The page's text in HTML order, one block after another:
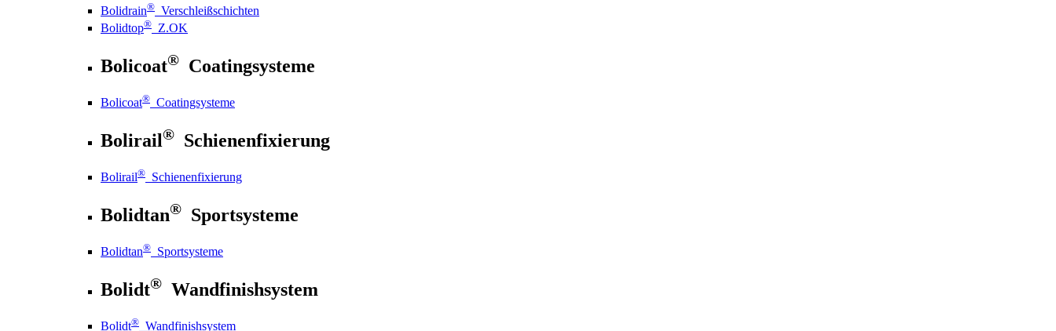
Bolidrain® Verschleißschichten
Bolidtop® Z.OK
Bolicoat® Coatingsysteme
Bolicoat® Coatingsysteme
Bolirail® Schienenfixierung
Bolirail® Schienenfixierung
Bolidtan® Sportsysteme
Bolidtan® Sportsysteme
Bolidt® Wandfinishsystem
Bolidt® Wandfinishsystem